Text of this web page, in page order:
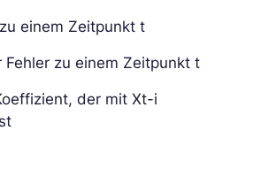
einem Zeitpunkt t
Fehler zu einem Zeitpunkt t
der mit Xt-i